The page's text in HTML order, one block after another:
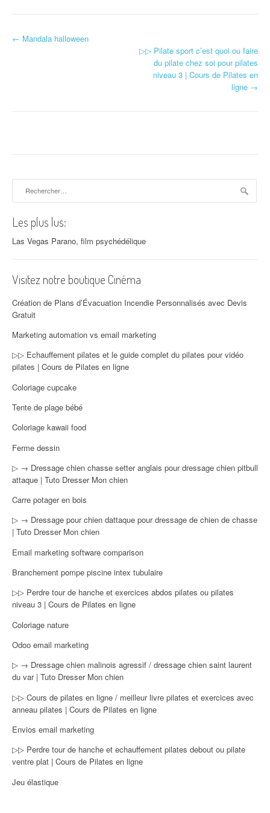
Navigation d'article
← Mandala halloween
▷▷ Pilate sport c’est quoi ou faire
du pilate chez soi pour pilates
niveau 3 | Cours de Pilates en
ligne →
Les plus lus:
Las Vegas Parano, film psychédélique
Visitez notre boutique Cinéma
Création de Plans d’Évacuation Incendie Personnalisés avec Devis
Gratuit
Marketing automation vs email marketing
▷▷ Echauffement pilates et le guide complet du pilates pour vidéo
pilates | Cours de Pilates en ligne
Coloriage cupcake
Tente de plage bébé
Coloriage kawaii food
Ferme dessin
▷ → Dressage chien chasse setter anglais pour dressage chien pitbull
attaque | Tuto Dresser Mon chien
Carre potager en bois
▷ → Dressage pour chien dattaque pour dressage de chien de chasse
| Tuto Dresser Mon chien
Email marketing software comparison
Branchement pompe piscine intex tubulaire
▷▷ Perdre tour de hanche et exercices abdos pilates ou pilates
niveau 3 | Cours de Pilates en ligne
Coloriage nature
Odoo email marketing
▷ → Dressage chien malinois agressif / dressage chien saint laurent
du var | Tuto Dresser Mon chien
▷▷ Cours de pilates en ligne / meilleur livre pilates et exercices avec
anneau pilates | Cours de Pilates en ligne
Envios email marketing
▷▷ Perdre tour de hanche et echauffement pilates debout ou pilate
ventre plat | Cours de Pilates en ligne
Jeu élastique